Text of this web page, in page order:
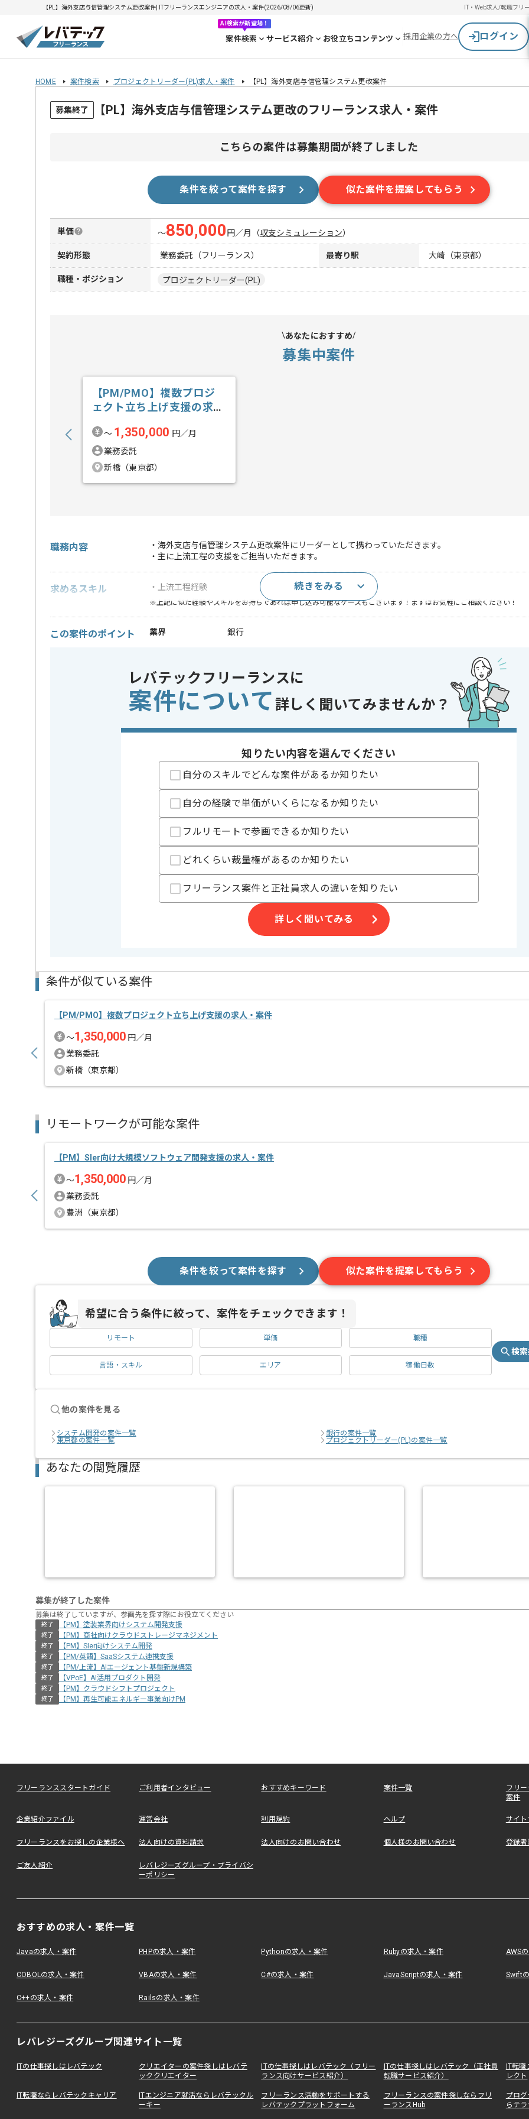
【PL】海外支店与信管理システム更改案件| ITフリーランスエンジニアの求人・案件(2026/08/06更新) IT・Web求人/転職フリ
AI検索が新登場！
案件検索 サービス紹介 お役立ちコンテンツ 採用企業の方へ ログイン
HOME 案件検索 プロジェクトリーダー(PL)求人・案件 【PL】海外支店与信管理システム更改案件
募集終了 【PL】海外支店与信管理システム更改のフリーランス求人・案件
こちらの案件は募集期間が終了しました
条件を絞って案件を探す 似た案件を提案してもらう
単価 〜850,000 円／月 （収支シミュレーション）
契約形態 業務委託（フリーランス） 最寄り駅 大崎（東京都）
職種・ポジション プロジェクトリーダー(PL)
あなたにおすすめ
募集中案件
【PM/PMO】複数プロジ
ェクト立ち上げ支援の求
〜 1,350,000 円／月
業務委託
新橋（東京都）
職務内容
・海外支店与信管理システム更改案件にリーダーとして携わっていただきます。
・主に上流工程の支援をご担当いただきます。
求めるスキル ・上流工程経験
※上記に似た経験やスキルをお持ちであれば申し込み可能なケースもございます！まずはお気軽にご相談ください！
この案件のポイント 業界
銀行
レバテックでの実績がある企業の案件でございます。
複数案件を保有している企業ですので、
ご経験と実績に応じて別案件のご提案も差し上げる場合がございます。
新しいアイディアや技術を積極的に導入し、
経験豊富なメンバーと成長が出来る環境でございます。
スキルアップされたい方、長期的に参画されたい方にオススメの案件です。
続きをみる
レバテックフリーランスに
案件について 詳しく聞いてみませんか？
知りたい内容を選んでください
自分のスキルでどんな案件があるか知りたい
自分の経験で単価がいくらになるか知りたい
フルリモートで参画できるか知りたい
どれくらい裁量権があるのか知りたい
フリーランス案件と正社員求人の違いを知りたい
詳しく聞いてみる
条件が似ている案件
【PM/PMO】複数プロジェクト立ち上げ支援の求人・案件
〜1,350,000 円／月
業務委託
新橋（東京都）
リモートワークが可能な案件
【PM】Sler向け大規模ソフトウェア開発支援の求人・案件
〜1,350,000 円／月
業務委託
豊洲（東京都）
条件を絞って案件を探す 似た案件を提案してもらう
希望に合う条件に絞って、案件をチェックできます！
リモート 単価 職種
言語・スキル エリア 稼働日数
検
他の案件を見る
システム開発の案件一覧
銀行の案件一覧
東京都の案件一覧
プロジェクトリーダー(PL)の案件一覧
あなたの閲覧履歴
募集が終了した案件
募集は終了していますが、参画先を探す際にお役立てください
終了 【PM】塗装業界向けシステム開発支援
終了 【PM】商社向けクラウドストレージマネジメント
終了 【PM】SIer向けシステム開発
終了 【PM/英語】SaaSシステム連携支援
終了 【PM/上流】AIエージェント基盤新規構築
終了 【VPoE】AI活用プロダクト開発
終了 【PM】クラウドシフトプロジェクト
終了 【PM】再生可能エネルギー事業向けPM
フリーランススタートガイド ご利用者インタビュー おすすめキーワード 案件一覧
フリ
案件
企業紹介ファイル 運営会社 利用規約 ヘルプ サイ
フリーランスをお探しの企業様へ 法人向けの資料請求 法人向けのお問い合わせ 個人様のお問い合わせ 登録者
ご友人紹介
レバレジーズグループ・プライバシ
ーポリシー
おすすめの求人・案件一覧
Javaの求人・案件 PHPの求人・案件 Pythonの求人・案件 Rubyの求人・案件 AWS
COBOLの求人・案件 VBAの求人・案件 C#の求人・案件 JavaScriptの求人・案件 Swift
C++の求人・案件 Railsの求人・案件
レバレジーズグループ関連サイト一覧
ITの仕事探しはレバテック
クリエイターの案件探しはレバテ
ッククリエイター
ITの仕事探しはレバテック（フリー
ランス向けサービス紹介）
ITの仕事探しはレバテック（正社員
転職サービス紹介）
IT転
レクト
IT転職ならレバテックキャリア
ITエンジニア就活ならレバテックル
ーキー
フリーランス活動をサポートする
レバテックプラットフォーム
フリーランスの案件探しならフリ
ーランスHub
プロ
らテ